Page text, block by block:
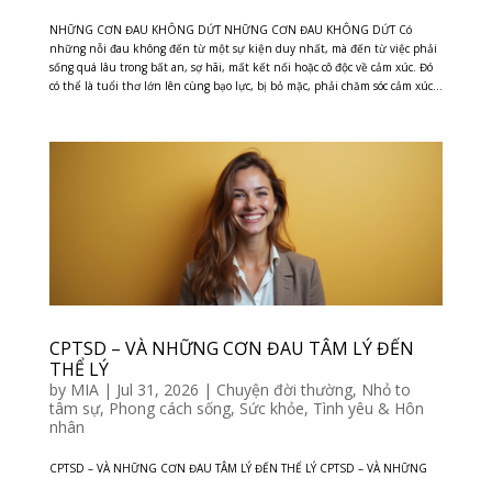
NHỮNG CƠN ĐAU KHÔNG DỨT NHỮNG CƠN ĐAU KHÔNG DỨT Có
những nỗi đau không đến từ một sự kiện duy nhất, mà đến từ việc phải
sống quá lâu trong bất an, sợ hãi, mất kết nối hoặc cô độc về cảm xúc. Đó
có thể là tuổi thơ lớn lên cùng bạo lực, bị bỏ mặc, phải chăm sóc cảm xúc...
CPTSD – VÀ NHỮNG CƠN ĐAU TÂM LÝ ĐẾN
THỂ LÝ
by MIA| Jul 31, 2026 | Chuyện đời thường, Nhỏ to
tâm sự, Phong cách sống, Sức khỏe, Tình yêu & Hôn
nhân
CPTSD – VÀ NHỮNG CƠN ĐAU TÂM LÝ ĐẾN THỂ LÝ CPTSD – VÀ NHỮNG